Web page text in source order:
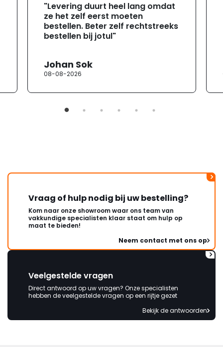
"Levering duurt heel lang omdat
ze het zelf eerst moeten
bestellen. Beter zelf rechtstreeks
bestellen bij jotul"
Johan Sok
08-08-2026
Vraag of hulp nodig bij uw bestelling?
Kom naar onze showroom waar ons team van
vakkundige specialisten klaar staat om hulp op
maat te bieden!
Neem contact met ons op
Veelgestelde vragen
Direct antwoord op uw vragen? Onze specialisten
hebben de veelgestelde vragen op een rijtje gezet
Bekijk de antwoorden